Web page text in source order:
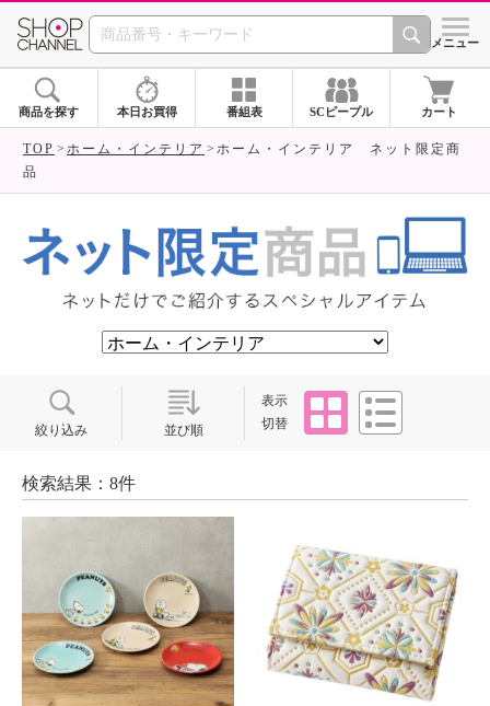
SHOP CHANNEL ショッ
メニュー
商品を探す 本日お買得 番組表 SCピープル カート
TOP ホーム・インテリア
ホーム・インテリア ネット限定商
品
絞り込み 並び順
表示
切替
タイル
検索結果：8件